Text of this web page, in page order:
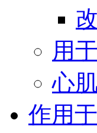
用
心
作用